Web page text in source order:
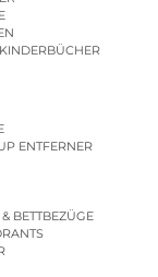
ENTFERNER
BETTBEZÜGE